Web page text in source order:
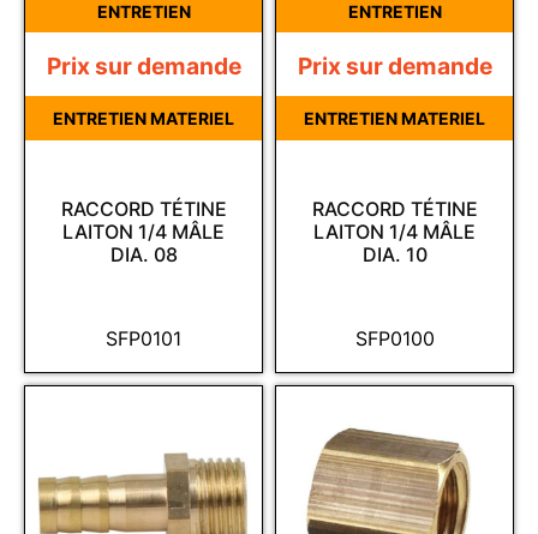
ENTRETIEN
SFP0101
RACCORD TÉTINE
LAITON 1/4 MÂLE
DIA. 08
Prix sur demande
ENTRETIEN MATERIEL
ENTRETIEN
SFP0100
RACCORD TÉTINE
LAITON 1/4 MÂLE
DIA. 10
Prix sur demande
ENTRETIEN MATERIEL